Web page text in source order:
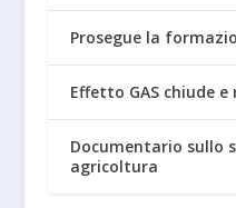
Prosegue la
Effetto GAS chiude e
Documentario sullo
agricoltura